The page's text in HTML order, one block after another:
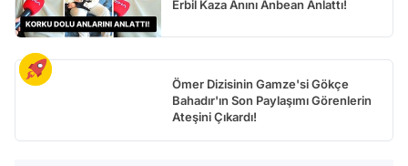
Erbil Kaza Anını Anbean Anlattı!
Ömer Dizisinin Gamze'si Gökçe
Bahadır'ın Son Paylaşımı Görenlerin
Ateşini Çıkardı!